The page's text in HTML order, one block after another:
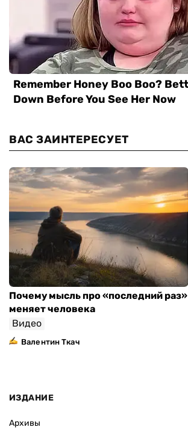
ВАС ЗАИНТЕРЕСУЕТ
Почему мысль про «последний раз»
меняет человека
Видео
Валентин Ткач
ИЗДАНИЕ
Архивы